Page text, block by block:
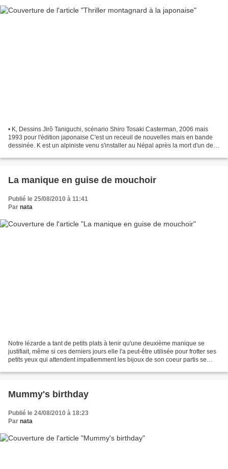
• K, Dessins Jirô Taniguchi, scénario Shiro Tosaki Casterman, 2006 mais
1993 pour l'édition japonaise C'est un receuil de nouvelles mais en bande
dessinée. K est un alpiniste venu s'installer au Népal après la mort d'un de
La manique en guise de mouchoir
Publié le 25/08/2010 à 11:41
Par nata
Notre lézarde a tant de petits plats à tenir qu'une deuxième manique se
justifiait, même si ces derniers jours elle l'a peut-être utilisée pour frotter ses
petits yeux qui attendent impatiemment les bijoux de son coeur partis se
Mummy's birthday
Publié le 24/08/2010 à 18:23
Par nata